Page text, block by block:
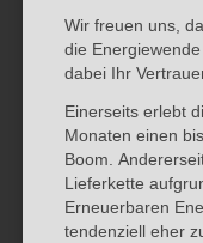
Wir freuen uns,
die
dabei Ihr
Einerseits erlebt
Monaten einen
Boom.
Lieferkette
Erneuerbaren
tendenziell eher